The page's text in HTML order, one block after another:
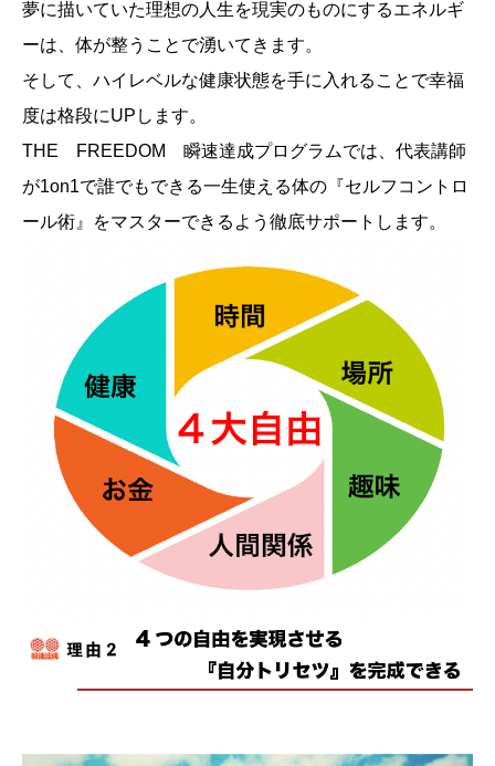
夢に描いていた理想の人生を現実のものにするエネルギ
ーは、体が整うことで湧いてきます。
そして、ハイレベルな健康状態を手に入れることで幸福
度は格段にUPします。
THE FREEDOM 瞬速達成プログラムでは、代表講師
が1on1で誰でもできる一生使える体の『セルフコントロ
ール術』をマスターできるよう徹底サポートします。